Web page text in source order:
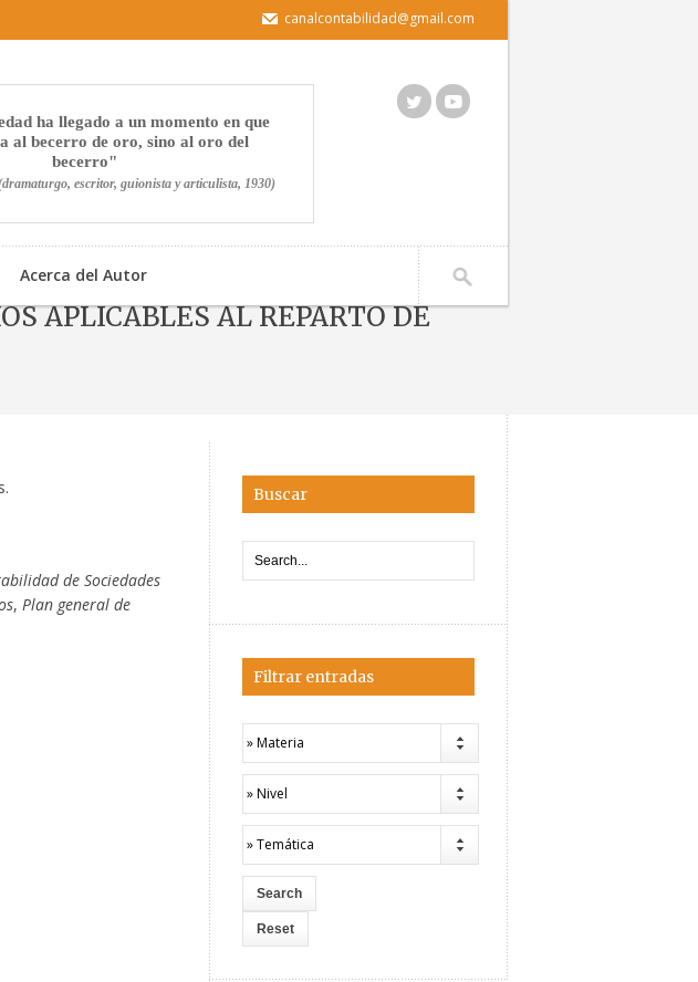
canalcontabilidad@gmail.com
ha llegado a un momento en que
al becerro de oro, sino al oro del
becerro
escritor, guionista y articulista, 1930)
Acerca del Autor
APLICABLES AL REPARTO DE
de Sociedades
, Plan general de
Buscar
Filtrar entradas
» Materia
» Nivel
» Temática